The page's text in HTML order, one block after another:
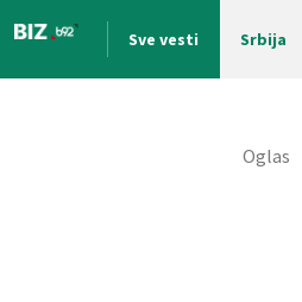
Sve vesti Srbija